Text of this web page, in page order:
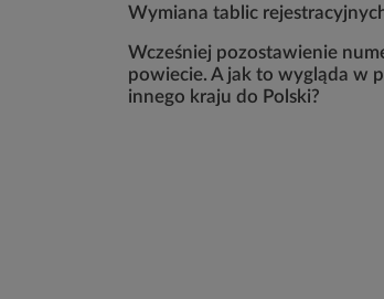
Wymiana tablic
Wcześniej pozostawienie
powiecie. A jak to wygląda w
innego kraju do Polski?